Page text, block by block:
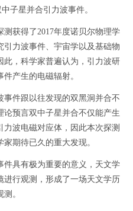
子星并合引力波事件。
获得了2017年度诺贝尔物理学
力波事件、宇宙学以及基础物
此，科学家普遍认为，引力波研
产生的电磁辐射。
件跟以往发现的双黑洞并合不
论预言双中子星并合不仅能产生
波电磁对应体，因此本次探测
期待已久的重大发现。
具有极为重要的意义，天文学
行观测，形成了一场天文学历
。